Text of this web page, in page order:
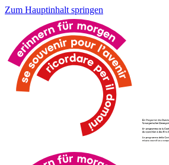
Zum Hauptinhalt springen